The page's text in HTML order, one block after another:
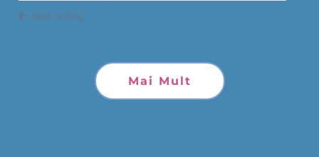
Back to Blog
Mai Mult